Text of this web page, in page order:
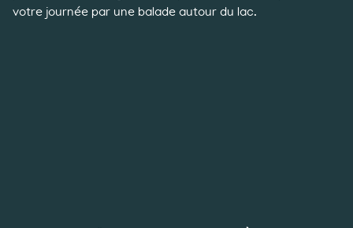
votre journée par une balade autour du lac.